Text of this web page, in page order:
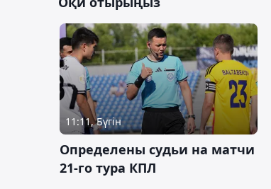
11:11, Бүгін
Определены судьи на матчи
21-го тура КПЛ